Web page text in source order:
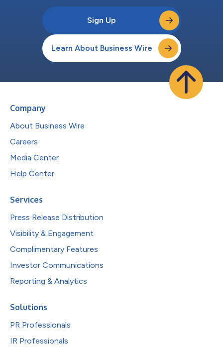
Sign Up
Learn About Business Wire
Company
About Business Wire
Careers
Media Center
Help Center
Services
Press Release Distribution
Visibility & Engagement
Complimentary Features
Investor Communications
Reporting & Analytics
Solutions
PR Professionals
IR Professionals